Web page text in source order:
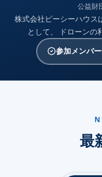
公益財
株式会社ピーシーハウス
として、 ドローンの
参加メンバ
最